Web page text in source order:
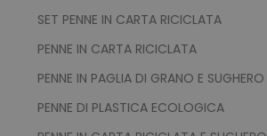
SET PENNE IN CARTA RICICLATA
PENNE IN CARTA RICICLATA
PENNE IN PAGLIA DI GRANO E SUGHERO
PENNE DI PLASTICA ECOLOGICA